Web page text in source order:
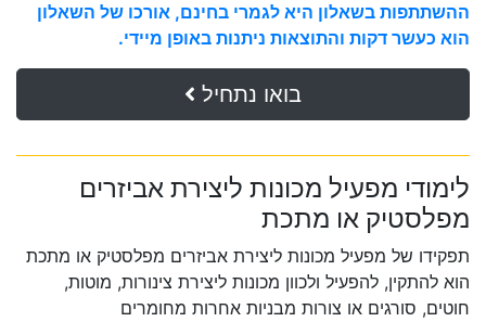
ההשתתפות בשאלון היא לגמרי בחינם, אורכו של השאלון
הוא כעשר דקות והתוצאות ניתנות באופן מיידי.
בואו נתחיל
לימודי מפעיל מכונות ליצירת אביזרים
מפלסטיק או מתכת
תפקידו של מפעיל מכונות ליצירת אביזרים מפלסטיק או מתכת
הוא להתקין, להפעיל ולכוון מכונות ליצירת צינורות, מוטות,
חוטים, סורגים או צורות מבניות אחרות מחומרים